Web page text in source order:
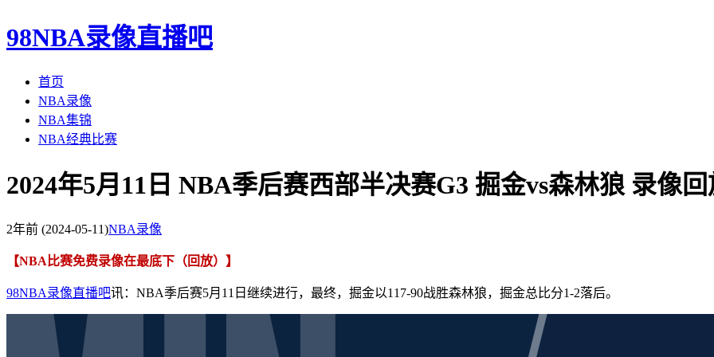
98NBA录像直播吧
首页
NBA录像
NBA集锦
NBA经典比赛
2024年5月11日 NBA季后赛西部半决赛G3 掘金vs森林狼 录像回
2年前 (2024-05-11)NBA录像
【NBA比赛免费录像在最底下（回放）】
98NBA录像直播吧讯：NBA季后赛5月11日继续进行，最终，掘金以117-90战胜森林狼，掘金总比分1-2落后。